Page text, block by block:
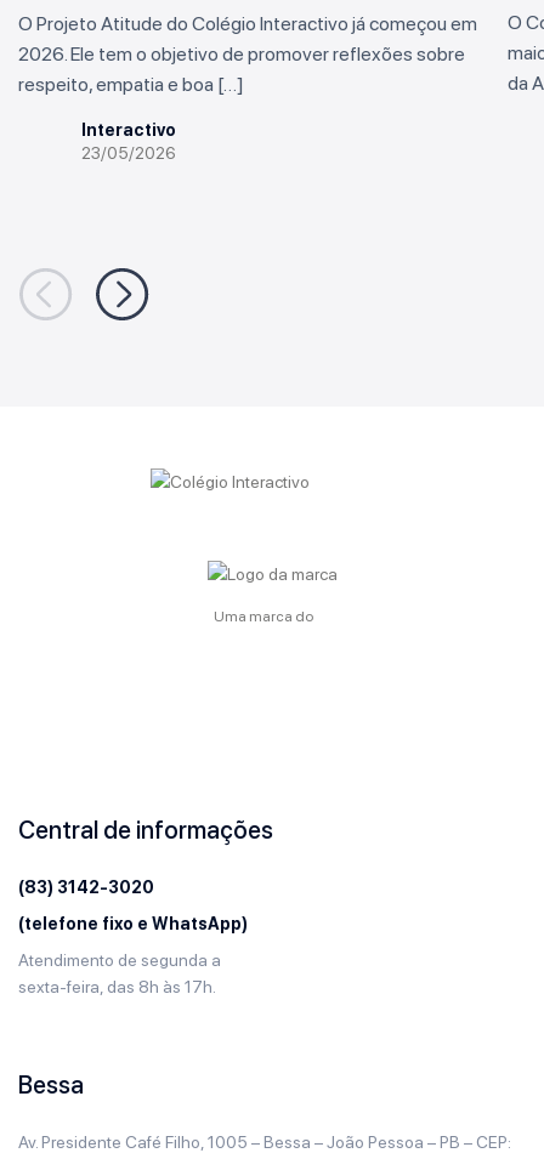
O Projeto Atitude do Colégio Interactivo já começou em
2026. Ele tem o objetivo de promover reflexões sobre
respeito, empatia e boa […]
Interactivo
23/05/2026
O
da
Uma marca do
Central de informações
(83) 3142-3020
(telefone fixo e WhatsApp)
Atendimento de segunda a
sexta-feira, das 8h às 17h.
Bessa
Av. Presidente Café Filho, 1005 – Bessa – João Pessoa – PB – CEP: